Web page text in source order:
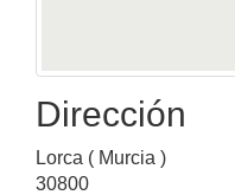
Dirección
Lorca ( Murcia )
30800